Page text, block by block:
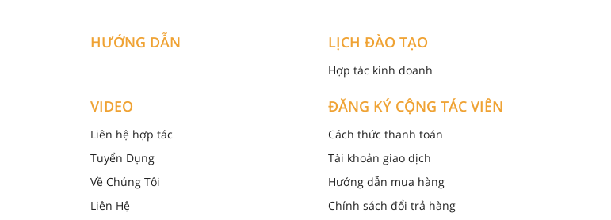
HƯỚNG DẪN LỊCH ĐÀO TẠO
Hợp tác kinh doanh
VIDEO
Liên hệ hợp tác
Tuyển Dụng
Về Chúng Tôi
Liên Hệ
ĐĂNG KÝ CỘNG TÁC VIÊN
Cách thức thanh toán
Tài khoản giao dịch
Hướng dẫn mua hàng
Chính sách đổi trả hàng